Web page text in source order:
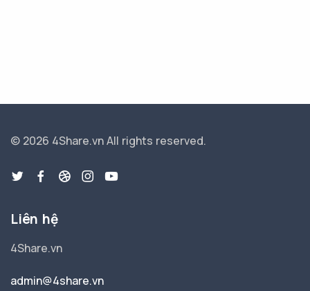
© 2026 4Share.vnAll rights reserved.
Liên hệ
4Share.vn
admin@4share.vn